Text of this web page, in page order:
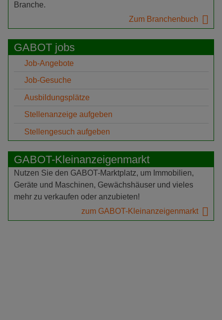
Branche.
Zum Branchenbuch
GABOT jobs
Job-Angebote
Job-Gesuche
Ausbildungsplätze
Stellenanzeige aufgeben
Stellengesuch aufgeben
GABOT-Kleinanzeigenmarkt
Nutzen Sie den GABOT-Marktplatz, um Immobilien,
Geräte und Maschinen, Gewächshäuser und vieles
mehr zu verkaufen oder anzubieten!
zum GABOT-Kleinanzeigenmarkt